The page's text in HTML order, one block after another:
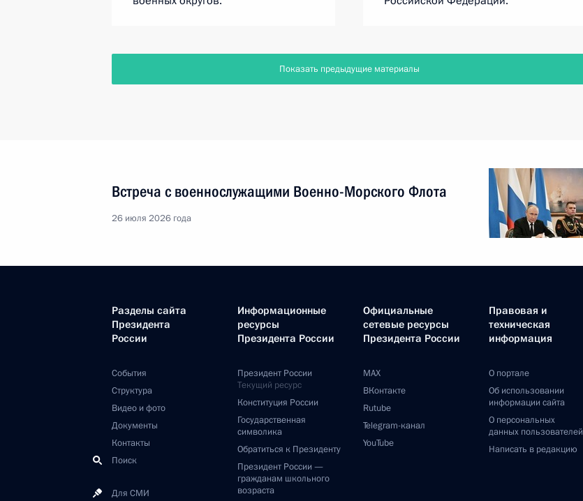
Показать предыдущие материалы
Встреча с военнослужащими Военно-Морского Флота
26 июля 2026 года
Разделы сайта
Президента
России
События
Структура
Видео и фото
Документы
Контакты
Поиск
Для СМИ
Информационные
ресурсы
Президента России
Президент России
Текущий ресурс
Конституция России
Государственная
символика
Обратиться к Президенту
Президент России —
гражданам школьного
возраста
Официальные
сетевые ресурсы
Президента России
MAX
ВКонтакте
Rutube
Telegram-канал
YouTube
Правовая и
техническая
информация
О портале
Об использовании
информации сайта
О персональных
данных пользователей
Написать в редакцию